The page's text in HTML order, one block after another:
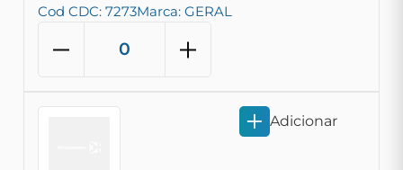
Cod CDC: 7273Marca: GERAL
Adicionar